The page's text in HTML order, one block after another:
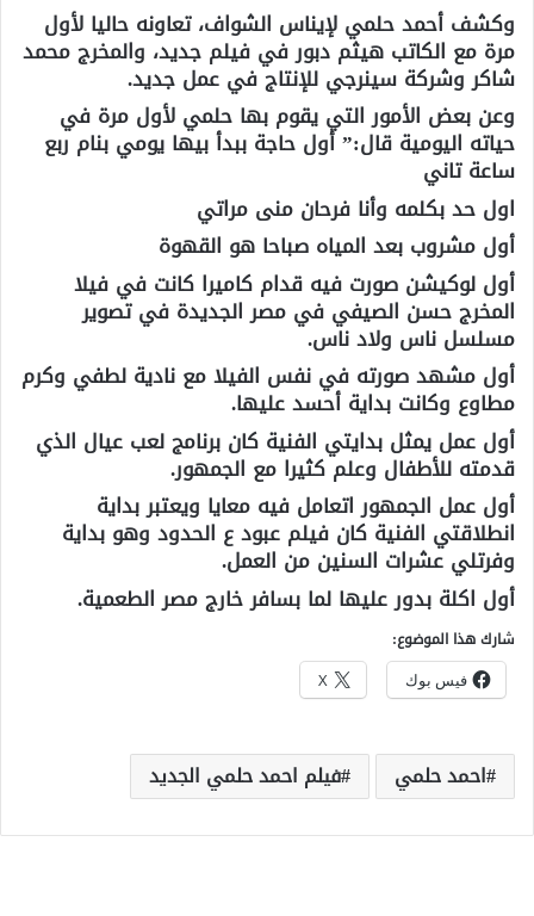
وكشف أحمد حلمي لإيناس الشواف، تعاونه حاليا لأول
مرة مع الكاتب هيثم دبور في فيلم جديد، والمخرج محمد
شاكر وشركة سينرجي للإنتاج في عمل جديد.
وعن بعض الأمور التي يقوم بها حلمي لأول مرة في
حياته اليومية قال:” أول حاجة ببدأ بيها يومي بنام ربع
ساعة تاني
اول حد بكلمه وأنا فرحان منى مراتي
أول مشروب بعد المياه صباحا هو القهوة
أول لوكيشن صورت فيه قدام كاميرا كانت في فيلا
المخرج حسن الصيفي في مصر الجديدة في تصوير
مسلسل ناس ولاد ناس.
أول مشهد صورته في نفس الفيلا مع نادية لطفي وكرم
مطاوع وكانت بداية أحسد عليها.
أول عمل يمثل بدايتي الفنية كان برنامج لعب عيال الذي
قدمته للأطفال وعلم كثيرا مع الجمهور.
أول عمل الجمهور اتعامل فيه معايا ويعتبر بداية
انطلاقتي الفنية كان فيلم عبود ع الحدود وهو بداية
وفرتلي عشرات السنين من العمل.
أول اكلة بدور عليها لما بسافر خارج مصر الطعمية.
شارك هذا الموضوع:
فيس بوك X
احمد حلمي فيلم احمد حلمي الجديد